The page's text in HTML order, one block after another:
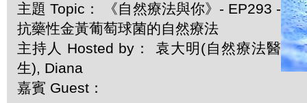
主題 Topic： 《自然療法與你》- EP293 -
抗藥性金黃葡萄球菌的自然療法
主持人 Hosted by： 袁大明(自然療法醫
生), Diana
嘉賓 Guest：